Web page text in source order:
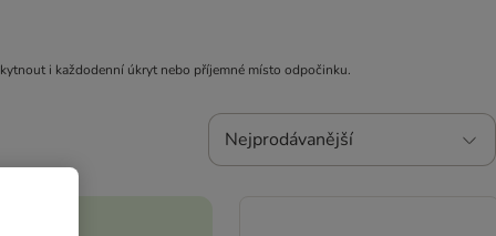
i každodenní úkryt nebo příjemné místo odpočinku.
Nejprodávanější